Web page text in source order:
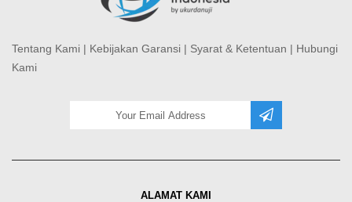
Tentang Kami | Kebijakan Garansi | Syarat & Ketentuan | Hubungi
Kami
ALAMAT KAMI